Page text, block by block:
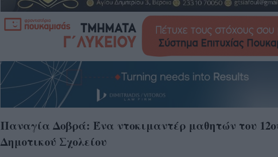
Παναγία Δοβρά: Ένα ντοκιμαντέρ μαθητών του
Δημοτικού Σχολείου